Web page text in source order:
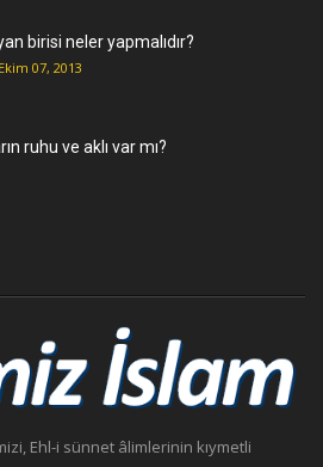
birisi neler yapmalıdır?
07, 2013
ruhu ve aklı var mı?
Ehl-i sünnet âlimlerinin kıymetli